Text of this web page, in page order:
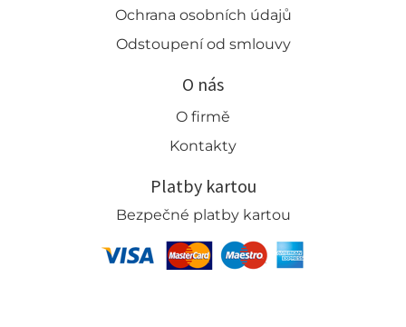
Ochrana osobních údajů
Odstoupení od smlouvy
O nás
O firmě
Kontakty
Platby kartou
Bezpečné platby kartou